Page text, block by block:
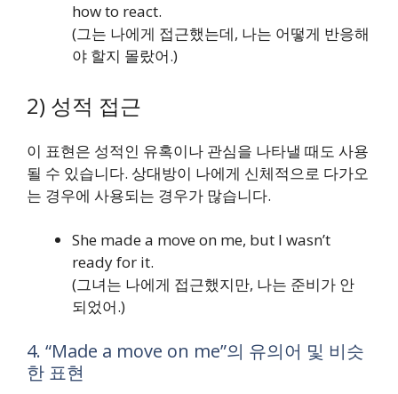
how to react.
(그는 나에게 접근했는데, 나는 어떻게 반응해
야 할지 몰랐어.)
2) 성적 접근
이 표현은 성적인 유혹이나 관심을 나타낼 때도 사용
될 수 있습니다. 상대방이 나에게 신체적으로 다가오
는 경우에 사용되는 경우가 많습니다.
She made a move on me, but I wasn’t
ready for it.
(그녀는 나에게 접근했지만, 나는 준비가 안
되었어.)
4. “Made a move on me”의 유의어 및 비슷
한 표현